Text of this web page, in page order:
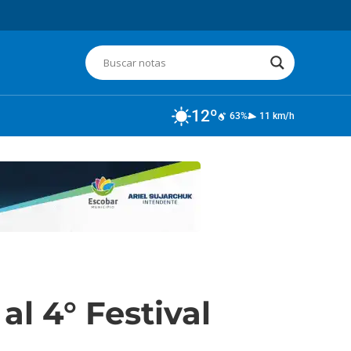
12º 63% 11 km/h
4° Festival